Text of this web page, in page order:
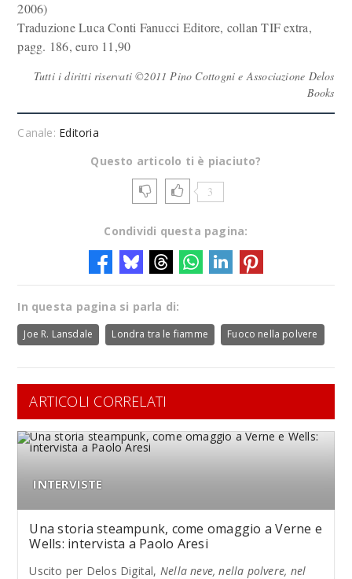
2006)
Traduzione Luca Conti Fanucci Editore, collan TIF extra,
pagg. 186, euro 11,90
Tutti i diritti riservati ©2011 Pino Cottogni e Associazione Delos
Books
Canale: Editoria
Questo articolo ti è piaciuto?
3
Condividi questa pagina:
In questa pagina si parla di:
Joe R. Lansdale Londra tra le fiamme Fuoco nella polvere
ARTICOLI CORRELATI
INTERVISTE
Una storia steampunk, come omaggio a Verne e
Wells: intervista a Paolo Aresi
Uscito per Delos Digital, Nella neve, nella polvere, nel